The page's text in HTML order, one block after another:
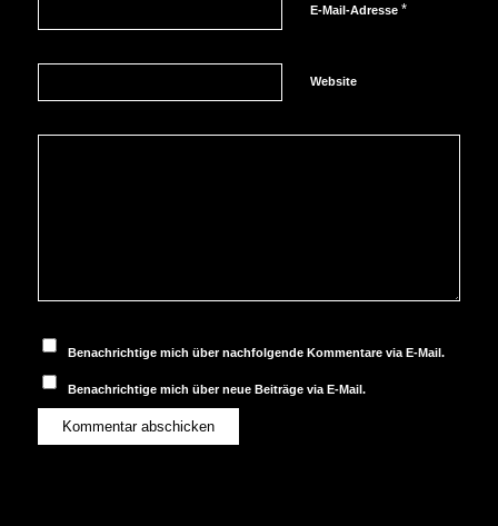
E-Mail-Adresse *
Website
Benachrichtige mich über nachfolgende Kommentare via E-Mail.
Benachrichtige mich über neue Beiträge via E-Mail.